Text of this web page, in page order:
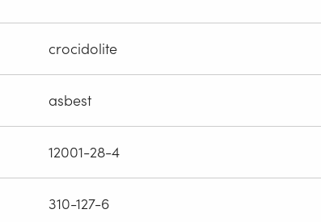
crocidolite
asbest
12001-28-4
310-127-6